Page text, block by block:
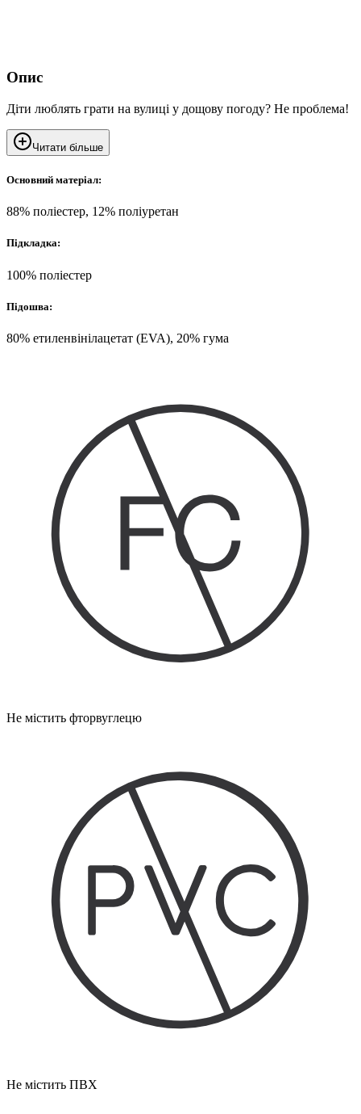
Опис
Діти люблять грати на вулиці у дощову погоду? Не проблема!
Читати більше
Основний матеріал:
88% поліестер, 12% поліуретан
Підкладка:
100% поліестер
Підошва:
80% етиленвінілацетат (EVA), 20% гума
Не містить фторвуглецю
Не містить ПВХ